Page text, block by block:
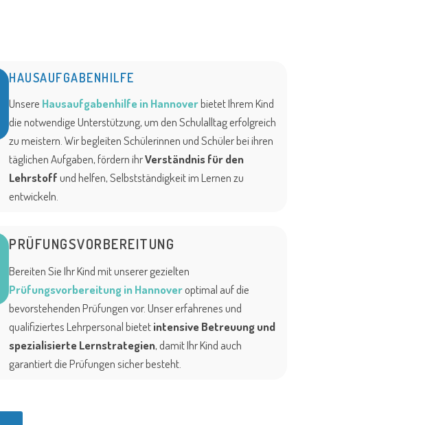
HAUSAUFGABENHILFE
Unsere Hausaufgabenhilfe in Hannoverbietet Ihrem Kind
die notwendige Unterstützung, um den Schulalltag erfolgreich
zu meistern. Wir begleiten Schülerinnen und Schüler bei ihren
täglichen Aufgaben, fördern ihrVerständnis für den
Lehrstoffund helfen, Selbstständigkeit im Lernen zu
entwickeln.
PRÜFUNGSVORBEREITUNG
Bereiten Sie Ihr Kind mit unserer gezielten
Prüfungsvorbereitung in Hannoveroptimal auf die
bevorstehenden Prüfungen vor. Unser erfahrenes und
qualifiziertes Lehrpersonal bietetintensive Betreuung und
spezialisierte Lernstrategien, damit Ihr Kind auch
garantiert die Prüfungen sicher besteht.